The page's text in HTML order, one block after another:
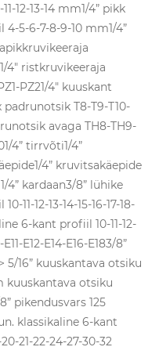
12-13-14 mm1/4” pikk
5-6-7-8-9-10 mm1/4”
4" ristkruvikeeraja
PZ21/4" kuuskant
T8-T9-T10-
avaga TH8-TH9-
4” tirrvõti1/4”
4” kruvitsakäepide
4” kardaan3/8” lühike
11-12-13-14-15-16-17-18-
6-kant profiil 10-11-12-
E12-E14-E16-E183/8”
5/16” kuuskantava otsiku
kuuskantava otsiku
pikendusvars 125
klassikaline 6-kant
20-21-22-24-27-30-32